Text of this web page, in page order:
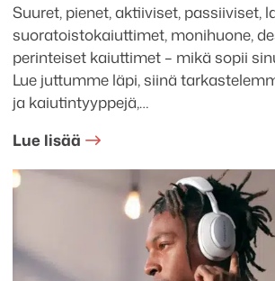
Suuret, pienet, aktiiviset, passiiviset,
suoratoistokaiuttimet, monihuone,
perinteiset kaiuttimet – mikä sopii
Lue juttumme läpi, siinä
ja kaiutintyyppejä,…
Lue lisää